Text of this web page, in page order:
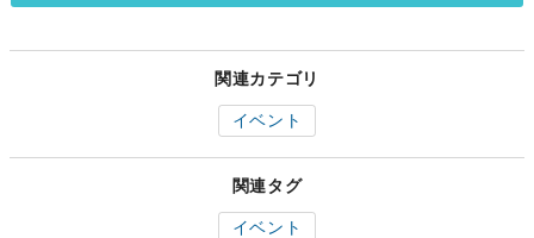
関連カテゴリ
イベント
関連タグ
イベント